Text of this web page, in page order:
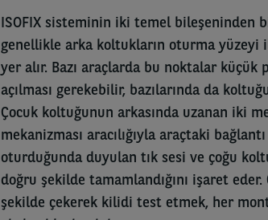
ISOFIX sisteminin iki temel bileşeninden
genellikle arka koltukların oturma
yer alır. Bazı araçlarda bu noktalar
açılması gerekebilir, bazılarında da
Çocuk koltuğunun arkasında uzanan iki
mekanizması aracılığıyla araçtaki
oturduğunda duyulan tık sesi ve çoğu
doğru şekilde tamamlandığını işaret
şekilde çekerek kilidi test etmek, her